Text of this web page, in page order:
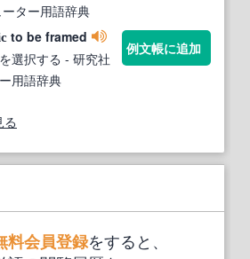
ター用語辞典
to be framed
選択する - 研究社
用語辞典
例文帳に追加
る
料会員登録をすると、